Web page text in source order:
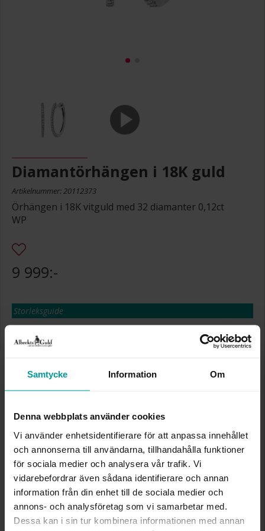
Samtycke Information Om
Denna webbplats använder cookies
Vi använder enhetsidentifierare för att anpassa innehållet
och annonserna till användarna, tillhandahålla funktioner
för sociala medier och analysera vår trafik. Vi
vidarebefordrar även sådana identifierare och annan
information från din enhet till de sociala medier och
annons- och analysföretag som vi samarbetar med.
Dessa kan i sin tur kombinera informationen med annan
Diamantörhängen i 18K guld
Artikelnummer: 20112373
Örhängen i 18K vitguld med 32 diamanter 0,12ct
WP
9 999:-
Storleksguide
Presentinslagning
Lagervara. Leveranstid 2-5 arbetsdagar.
✅ Öppet köp i 30 dagar vid onlineköp.
✅ Fri frakt till ombud vid köp över 500 kr.
LÄGG I VARUKORGEN
INFO
BREDD CA (MM)
1,15
DIAMETER CA (MM)
15,0
HÖJD CA (MM)
15,35